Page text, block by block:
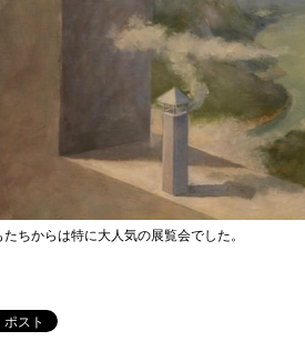
ちからは特に大人気の展覧会でした。